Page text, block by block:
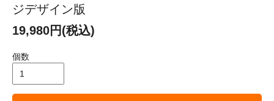
ジデザイン版
19,980円(税込)
個数